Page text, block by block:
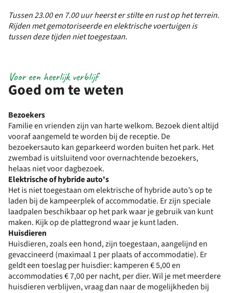
Tussen 23.00 en 7.00 uur heerst er stilte en rust op het terrein.
Rijden met gemotoriseerde en elektrische voertuigen is
tussen deze tijden niet toegestaan.
Goed om te weten
Voor een heerlijk verblijf
Bezoekers
Familie en vrienden zijn van harte welkom. Bezoek dient altijd
vooraf aangemeld te worden bij de receptie. De
bezoekersauto kan geparkeerd worden buiten het park. Het
zwembad is uitsluitend voor overnachtende bezoekers,
helaas niet voor dagbezoek.
Elektrische of hybride auto's
Het is niet toegestaan om elektrische of hybride auto’s op te
laden bij de kampeerplek of accommodatie. Er zijn speciale
laadpalen beschikbaar op het park waar je gebruik van kunt
maken. Kijk op de plattegrond waar je kunt laden.
Huisdieren
Huisdieren, zoals een hond, zijn toegestaan, aangelijnd en
gevaccineerd (maximaal 1 per plaats of accommodatie). Er
geldt een toeslag per huisdier: kamperen € 5,00 en
accommodaties € 7,00 per nacht, per dier. Wil je met meerdere
huisdieren verblijven, vraag dan naar de mogelijkheden bij